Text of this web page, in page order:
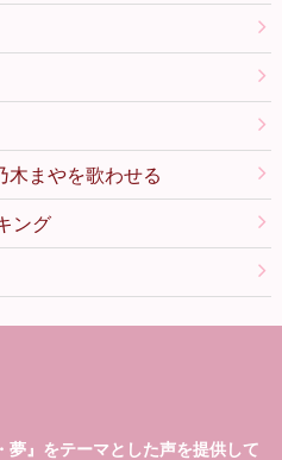
木まやを歌わせる
ング
夢』をテーマとした声を提供して